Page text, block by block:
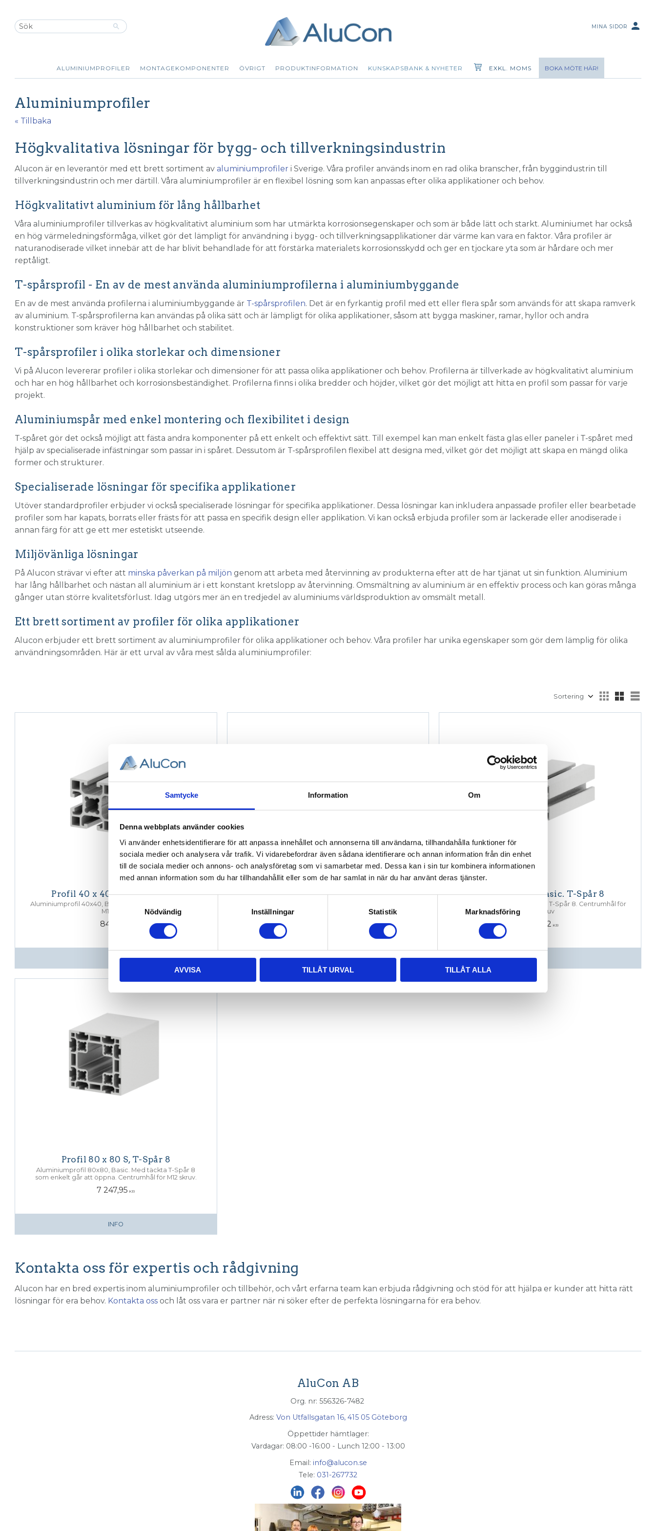
Samtycke Information Om
Denna webbplats använder cookies
Vi använder enhetsidentifierare för att anpassa innehållet och annonserna till användarna, tillhandahålla funktioner för
sociala medier och analysera vår trafik. Vi vidarebefordrar även sådana identifierare och annan information från din enhet
till de sociala medier och annons- och analysföretag som vi samarbetar med. Dessa kan i sin tur kombinera informationen
med annan information som du har tillhandahållit eller som de har samlat in när du har använt deras tjänster.
Nödvändig
Inställningar Statistik Marknadsföring
AVVISA TILLÅT URVAL TILLÅT ALLA
MINA SIDOR person
ALUMINIUMPROFILER MONTAGEKOMPONENTER ÖVRIGT PRODUKTINFORMATION KUNSKAPSBANK & NYHETER EXKL. MOMS BOKA MÖTE HÄR!
Aluminiumprofiler
« Tillbaka
Högkvalitativa lösningar för bygg- och tillverkningsindustrin
Alucon är en leverantör med ett brett sortiment av aluminiumprofiler i Sverige. Våra profiler används inom en rad olika branscher, från byggindustrin till
tillverkningsindustrin och mer därtill. Våra aluminiumprofiler är en flexibel lösning som kan anpassas efter olika applikationer och behov.
Högkvalitativt aluminium för lång hållbarhet
Våra aluminiumprofiler tillverkas av högkvalitativt aluminium som har utmärkta korrosionsegenskaper och som är både lätt och starkt. Aluminiumet har också
en hög värmeledningsförmåga, vilket gör det lämpligt för användning i bygg- och tillverkningsapplikationer där värme kan vara en faktor. Våra profiler är
naturanodiserade vilket innebär att de har blivit behandlade för att förstärka materialets korrosionsskydd och ger en tjockare yta som är hårdare och mer
reptåligt.
T-spårsprofil - En av de mest använda aluminiumprofilerna i aluminiumbyggande
En av de mest använda profilerna i aluminiumbyggande är T-spårsprofilen. Det är en fyrkantig profil med ett eller flera spår som används för att skapa ramverk
av aluminium. T-spårsprofilerna kan användas på olika sätt och är lämpligt för olika applikationer, såsom att bygga maskiner, ramar, hyllor och andra
konstruktioner som kräver hög hållbarhet och stabilitet.
T-spårsprofiler i olika storlekar och dimensioner
Vi på Alucon levererar profiler i olika storlekar och dimensioner för att passa olika applikationer och behov. Profilerna är tillverkade av högkvalitativt aluminium
och har en hög hållbarhet och korrosionsbeständighet. Profilerna finns i olika bredder och höjder, vilket gör det möjligt att hitta en profil som passar för varje
projekt.
Aluminiumspår med enkel montering och flexibilitet i design
T-spåret gör det också möjligt att fästa andra komponenter på ett enkelt och effektivt sätt. Till exempel kan man enkelt fästa glas eller paneler i T-spåret med
hjälp av specialiserade infästningar som passar in i spåret. Dessutom är T-spårsprofilen flexibel att designa med, vilket gör det möjligt att skapa en mängd olika
former och strukturer.
Specialiserade lösningar för specifika applikationer
Utöver standardprofiler erbjuder vi också specialiserade lösningar för specifika applikationer. Dessa lösningar kan inkludera anpassade profiler eller bearbetade
profiler som har kapats, borrats eller frästs för att passa en specifik design eller applikation. Vi kan också erbjuda profiler som är lackerade eller anodiserade i
annan färg för att ge ett mer estetiskt utseende.
Miljövänliga lösningar
På Alucon strävar vi efter att minska påverkan på miljön genom att arbeta med återvinning av produkterna efter att de har tjänat ut sin funktion. Aluminium
har lång hållbarhet och nästan all aluminium är i ett konstant kretslopp av återvinning. Omsmältning av aluminium är en effektiv process och kan göras många
gånger utan större kvalitetsförlust. Idag utgörs mer än en tredjedel av aluminiums världsproduktion av omsmält metall.
Ett brett sortiment av profiler för olika applikationer
Alucon erbjuder ett brett sortiment av aluminiumprofiler för olika applikationer och behov. Våra profiler har unika egenskaper som gör dem lämplig för olika
användningsområden. Här är ett urval av våra mest sålda aluminiumprofiler:
Profil 40 x 40, Basic. T-Spår 8
Aluminiumprofil 40x40, Basic. T-Spår 8. Centrumhål för
M12 skruv
841,60
INFO
Profil 40 x 40, Basic. T2 180°. T-Spår 8
Centrumhål för M12 skruv
INFO
Profil 40 x 80, Basic. T-Spår 8
Aluminiumprofil 40x80, Basic. T-Spår 8. Centrumhål för
M12 skruv
1 489,12 KR
INFO
Profil 80 x 80 S, T-Spår 8
Aluminiumprofil 80x80, Basic. Med täckta T-Spår 8
som enkelt går att öppna. Centrumhål för M12 skruv.
7 247,95 KR
INFO
Kontakta oss för expertis och rådgivning
Alucon har en bred expertis inom aluminiumprofiler och tillbehör, och vårt erfarna team kan erbjuda rådgivning och stöd för att hjälpa er kunder att hitta rätt
lösningar för era behov. Kontakta oss och låt oss vara er partner när ni söker efter de perfekta lösningarna för era behov.
AluCon AB
Org. nr: 556326-7482
Adress: Von Utfallsgatan 16, 415 05 Göteborg
Öppettider hämtlager:
Vardagar: 08:00 -16:00 - Lunch 12:00 - 13:00
Email: info@alucon.se
Tele: 031-267732